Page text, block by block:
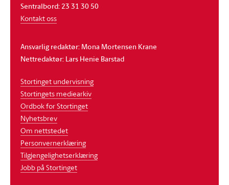
Sentralbord: 23 31 30 50
Kontakt oss
Ansvarlig redaktør: Mona Mortensen Krane
Nettredaktør: Lars Henie Barstad
Stortinget undervisning
Stortingets mediearkiv
Ordbok for Stortinget
Nyhetsbrev
Om nettstedet
Personvernerklæring
Tilgjengelighetserklæring
Jobb på Stortinget